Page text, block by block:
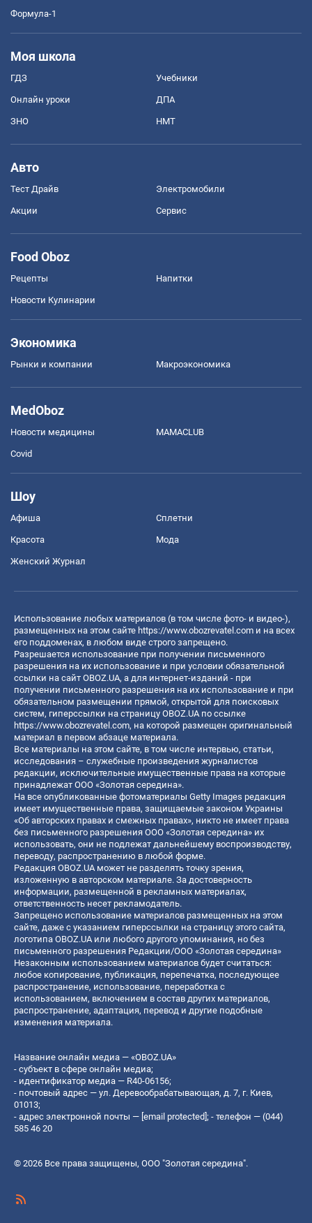
Формула-1
Моя школа
ГДЗ Учебники
Онлайн уроки ДПА
ЗНО НМТ
Авто
Тест Драйв Электромобили
Акции Сервис
Food Oboz
Рецепты Напитки
Новости Кулинарии
Экономика
Рынки и компании Mакроэкономика
MedOboz
Новости медицины MAMACLUB
Covid
Шоу
Афиша Сплетни
Красота Мода
Женский Журнал
Использование любых материалов (в том числе фото- и видео-),
размещенных на этом сайте https://www.obozrevatel.com и на всех
его поддоменах, в любом виде строго запрещено.
Разрешается использование при получении письменного
разрешения на их использование и при условии обязательной
ссылки на сайт OBOZ.UA, а для интернет-изданий - при
получении письменного разрешения на их использование и при
обязательном размещении прямой, открытой для поисковых
систем, гиперссылки на страницу OBOZ.UA по ссылке
https://www.obozrevatel.com, на которой размещен оригинальный
материал в первом абзаце материала.
Все материалы на этом сайте, в том числе интервью, статьи,
исследования – служебные произведения журналистов
редакции, исключительные имущественные права на которые
принадлежат ООО «Золотая середина».
На все опубликованные фотоматериалы Getty Images редакция
имеет имущественные права, защищаемые законом Украины
«Об авторских правах и смежных правах», никто не имеет права
без письменного разрешения ООО «Золотая середина» их
использовать, они не подлежат дальнейшему воспроизводству,
переводу, распространению в любой форме.
Редакция OBOZ.UA может не разделять точку зрения,
изложенную в авторском материале. За достоверность
информации, размещенной в рекламных материалах,
ответственность несет рекламодатель.
Запрещено использование материалов размещенных на этом
сайте, даже с указанием гиперссылки на страницу этого сайта,
логотипа OBOZ.UA или любого другого упоминания, но без
письменного разрешения Редакции/ООО «Золотая середина»
Незаконным использованием материалов будет считаться:
любое копирование, публикация, перепечатка, последующее
распространение, использование, переработка с
использованием, включением в состав других материалов,
распространение, адаптация, перевод и другие подобные
изменения материала.
Название онлайн медиа — «OBOZ.UA»
- субъект в сфере онлайн медиа;
- идентификатор медиа — R40-06156;
- почтовый адрес — ул. Деревообрабатывающая, д. 7, г. Киев,
01013;
- адрес электронной почты — [email protected]; - телефон — (044)
585 46 20
© 2026 Все права защищены, ООО "Золотая середина".